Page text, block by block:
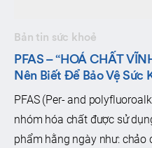
Bản tin sức khoẻ
PFAS – “HOÁ CHẤT
Nên Biết Để Bảo Vệ Sức
PFAS (Per- and
nhóm hóa chất được sử
phẩm hằng ngày như: chảo